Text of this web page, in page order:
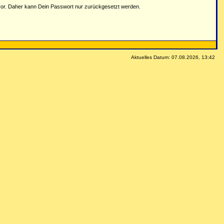
Daher kann Dein Passwort nur zurückgesetzt werden.
Aktuelles Datum: 07.08.2026, 13:42